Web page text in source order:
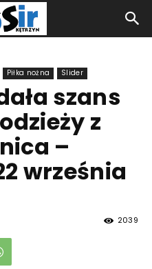
Piłka nożna Slider
szans
z
–
września
2039